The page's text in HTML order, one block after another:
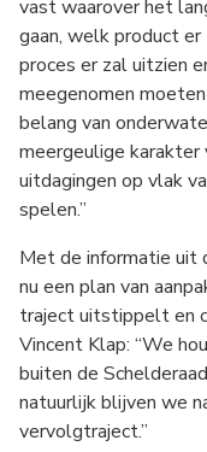
vast waarover het
gaan, welk product
proces er zal uitzien
meegenomen
belang van
meergeulige
uitdagingen op vlak
spelen.”
Met de informatie uit
nu een plan van
traject uitstippelt en
Vincent Klap: “We
buiten de
natuurlijk blijven we
vervolgtraject.”